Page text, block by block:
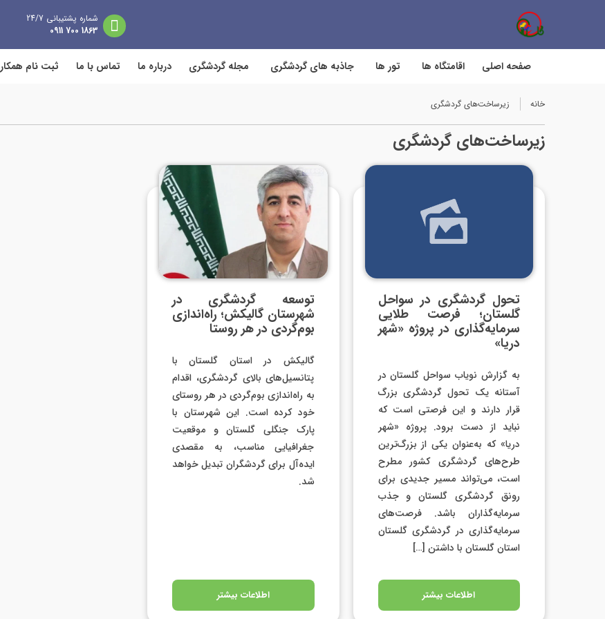
شماره پشتیبانی 24/7
1863 700 0911
صفحه اصلی اقامتگاه ها تور ها جاذبه های گردشگری مجله گردشگری درباره ما تماس با ما ثبت نام همکار
خانه زیرساخت‌های گردشگری
زیرساخت‌های گردشگری
تحول گردشگری در سواحل
گلستان؛ فرصت طلایی
سرمایه‌گذاری در پروژه «شهر
دریا»
به گزارش نویاب سواحل گلستان در
آستانه یک تحول گردشگری بزرگ
قرار دارند و این فرصتی است که
نباید از دست برود. پروژه «شهر
دریا» که به‌عنوان یکی از بزرگ‌ترین
طرح‌های گردشگری کشور مطرح
است، می‌تواند مسیر جدیدی برای
رونق گردشگری گلستان و جذب
سرمایه‌گذاران باشد. فرصت‌های
سرمایه‌گذاری در گردشگری گلستان
استان گلستان با داشتن […]
اطلاعات بیشتر
توسعه گردشگری در
شهرستان گالیکش؛ راه‌اندازی
بوم‌گردی در هر روستا
گالیکش در استان گلستان با
پتانسیل‌های بالای گردشگری، اقدام
به راه‌اندازی بوم‌گردی در هر روستای
خود کرده است. این شهرستان با
پارک جنگلی گلستان و موقعیت
جغرافیایی مناسب، به مقصدی
ایده‌آل برای گردشگران تبدیل خواهد
شد.
اطلاعات بیشتر